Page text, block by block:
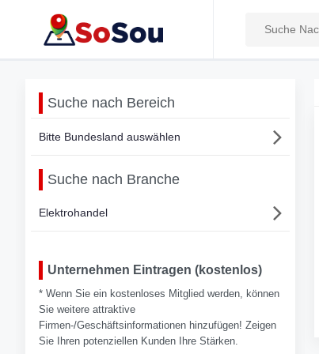
Suche nach Bereich
Bitte Bundesland auswählen
Suche nach Branche
Elektrohandel
Unternehmen Eintragen (kostenlos)
* Wenn Sie ein kostenloses Mitglied werden, können
Sie weitere attraktive
Firmen-/Geschäftsinformationen hinzufügen! Zeigen
Sie Ihren potenziellen Kunden Ihre Stärken.